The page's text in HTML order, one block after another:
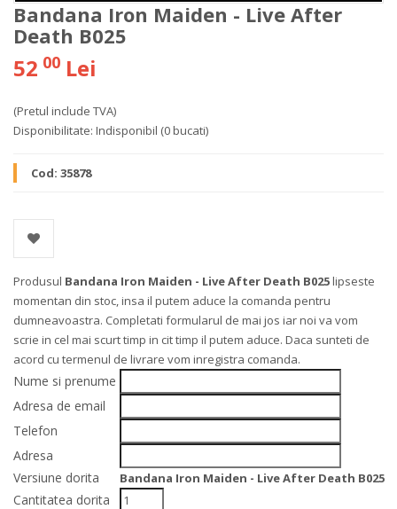
Bandana Iron Maiden - Live After
Death B025
52 00 Lei
(Pretul include TVA)
Disponibilitate: Indisponibil (0 bucati)
Cod: 35878
Produsul Bandana Iron Maiden - Live After Death B025lipseste
momentan din stoc, insa il putem aduce la comanda pentru
dumneavoastra. Completati formularul de mai jos iar noi va vom
scrie in cel mai scurt timp in cit timp il putem aduce. Daca sunteti de
acord cu termenul de livrare vom inregistra comanda.
Nume si prenume
Adresa de email
Telefon
Adresa
Versiune dorita
Bandana Iron Maiden - Live After Death B025
Cantitatea dorita